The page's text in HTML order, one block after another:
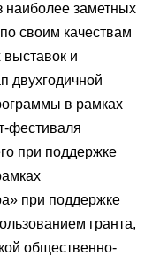
наиболее заметных
своим качествам
и
двухгодичной
в рамках
фестиваля
при поддержке
при поддержке
гранта,
общественно-